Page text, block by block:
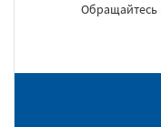
Обращайтесь